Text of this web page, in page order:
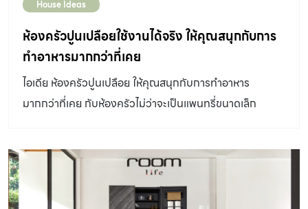
House Ideas
ห้องครัวปูนเปลือยใช้งานได้จริง ให้คุณสนุกกับการ
ทำอาหารมากกว่าที่เคย
ไอเดีย ห้องครัวปูนเปลือย ให้คุณสนุกกับการทำอาหาร
มากกว่าที่เคย กับห้องครัวไม่ว่าจะเป็นแพนทรี่ขนาดเล็ก